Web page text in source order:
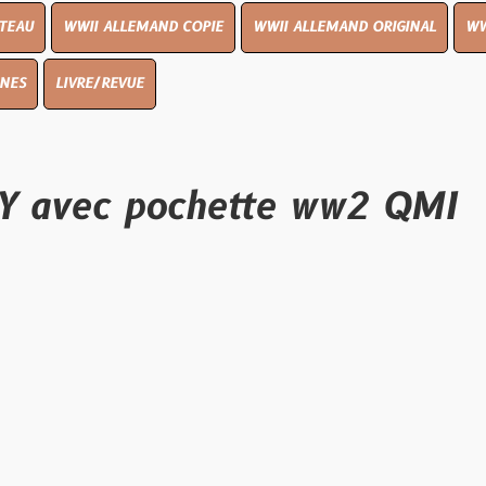
ALLEMAND COPIE WWII ALLEMAND ORIGINAL WWII UK
pochette ww2 QMI